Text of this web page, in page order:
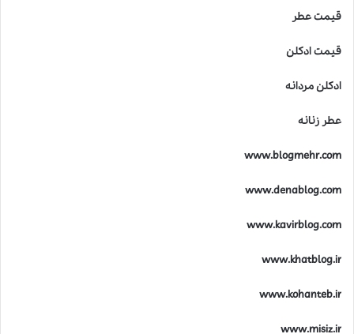
قیمت عطر
قیمت ادکلن
ادکلن مردانه
عطر زنانه
www.blogmehr.com
www.denablog.com
www.kavirblog.com
www.khatblog.ir
www.kohanteb.ir
www.misiz.ir